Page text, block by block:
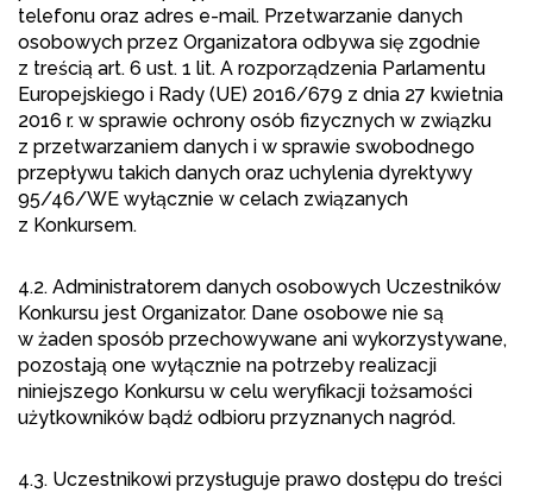
telefonu oraz adres e-mail. Przetwarzanie danych
osobowych przez Organizatora odbywa się zgodnie
z treścią art. 6 ust. 1 lit. A rozporządzenia Parlamentu
Europejskiego i Rady (UE) 2016/679 z dnia 27 kwietnia
2016 r. w sprawie ochrony osób fizycznych w związku
z przetwarzaniem danych i w sprawie swobodnego
przepływu takich danych oraz uchylenia dyrektywy
95/46/WE wyłącznie w celach związanych
z Konkursem.
4.2. Administratorem danych osobowych Uczestników
Konkursu jest Organizator. Dane osobowe nie są
w żaden sposób przechowywane ani wykorzystywane,
pozostają one wyłącznie na potrzeby realizacji
niniejszego Konkursu w celu weryfikacji tożsamości
użytkowników bądź odbioru przyznanych nagród.
4.3. Uczestnikowi przysługuje prawo dostępu do treści